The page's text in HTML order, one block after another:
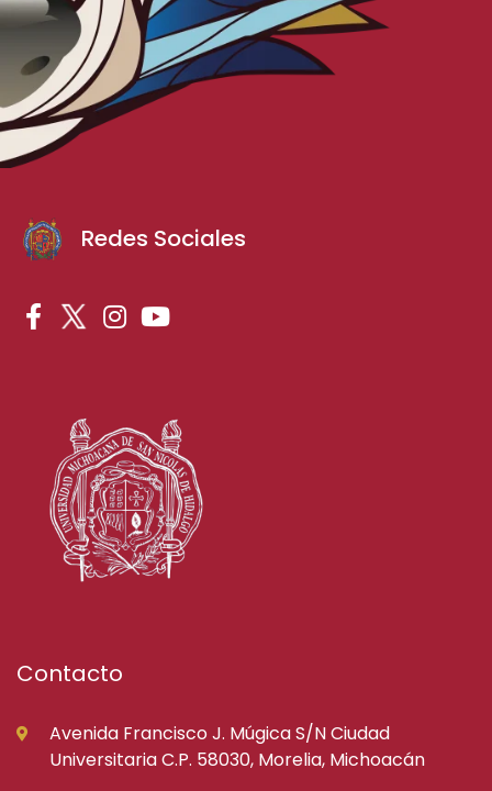
Redes Sociales
Contacto
Avenida Francisco J. Múgica S/N Ciudad
Universitaria C.P. 58030, Morelia, Michoacán